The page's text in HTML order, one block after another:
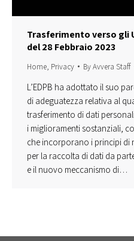
Trasferimento verso gli
del 28 Febbraio 2023
Home, Privacy ByAvvera Staff
L’EDPB ha adottato il suo
di adeguatezza relativa al
trasferimento di dati
i miglioramenti sostanziali,
che incorporano i principi di
per la raccolta di dati da
e il nuovo meccanismo di…